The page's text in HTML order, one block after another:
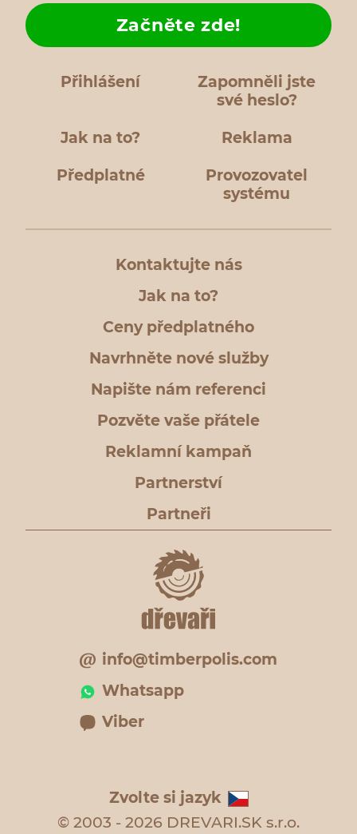
Přihlášení
Zapomněli jste
své heslo?
Jak na to?
Začněte zde!
Reklama
Předplatné
Provozovatel
systému
Kontaktujte nás
Jak na to?
Ceny předplatného
Navrhněte nové služby
Napište nám referenci
Pozvěte vaše přátele
Reklamní kampaň
Partnerství
Partneři
info@timberpolis.com
Whatsapp
Viber
Zvolte si jazyk
© 2003 - 2026 DREVARI.SK s.r.o.